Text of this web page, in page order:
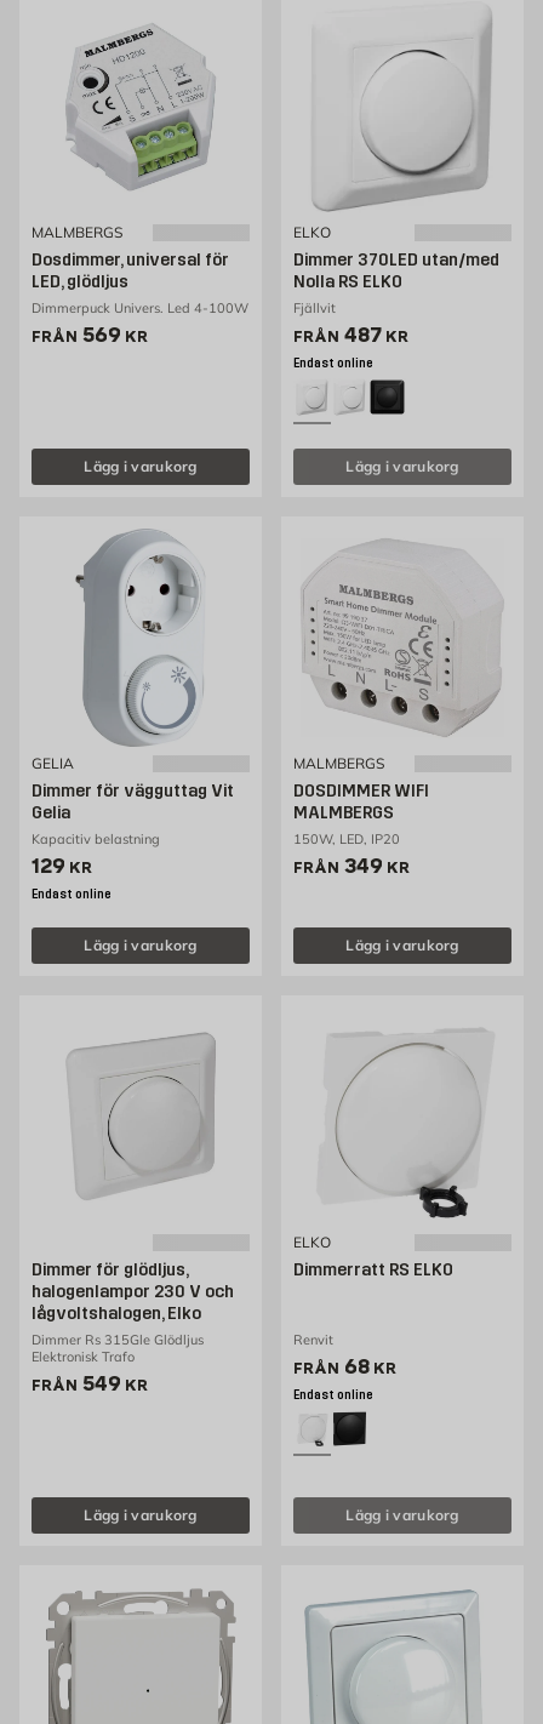
MALMBERGS
Dosdimmer, universal för
LED, glödljus
Dimmerpuck Univers. Led 4-100W
FRÅN Pris 569 kr
569 KR
Lägg i varukorg
ELKO
Dimmer 370LED utan/med
Nolla RS ELKO
Fjällvit
FRÅN Pris 424 kr
487 KR
Endast online
Lägg i varukorg
GELIA
Dimmer för vägguttag Vit
Gelia
Kapacitiv belastning
Pris 129 kr
129 KR
Endast online
Lägg i varukorg
MALMBERGS
DOSDIMMER WIFI
MALMBERGS
150W, LED, IP20
FRÅN Pris 349 kr
349 KR
Lägg i varukorg
Dimmer för glödljus,
halogenlampor 230 V och
lågvoltshalogen, Elko
Dimmer Rs 315Gle Glödljus
Elektronisk Trafo
FRÅN Pris 549 kr
549 KR
Lägg i varukorg
ELKO
Dimmerratt RS ELKO
Renvit
FRÅN Pris 68 kr
68 KR
Endast online
Lägg i varukorg